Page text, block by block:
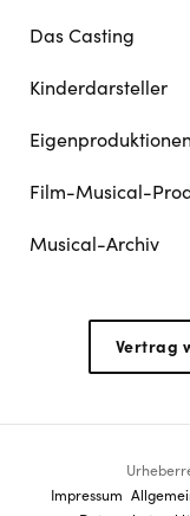
Das Casting
Kinderdarsteller
Eigenproduktionen
Film-Musical-
Musical-Archiv
Vertrag
FooterImpressum